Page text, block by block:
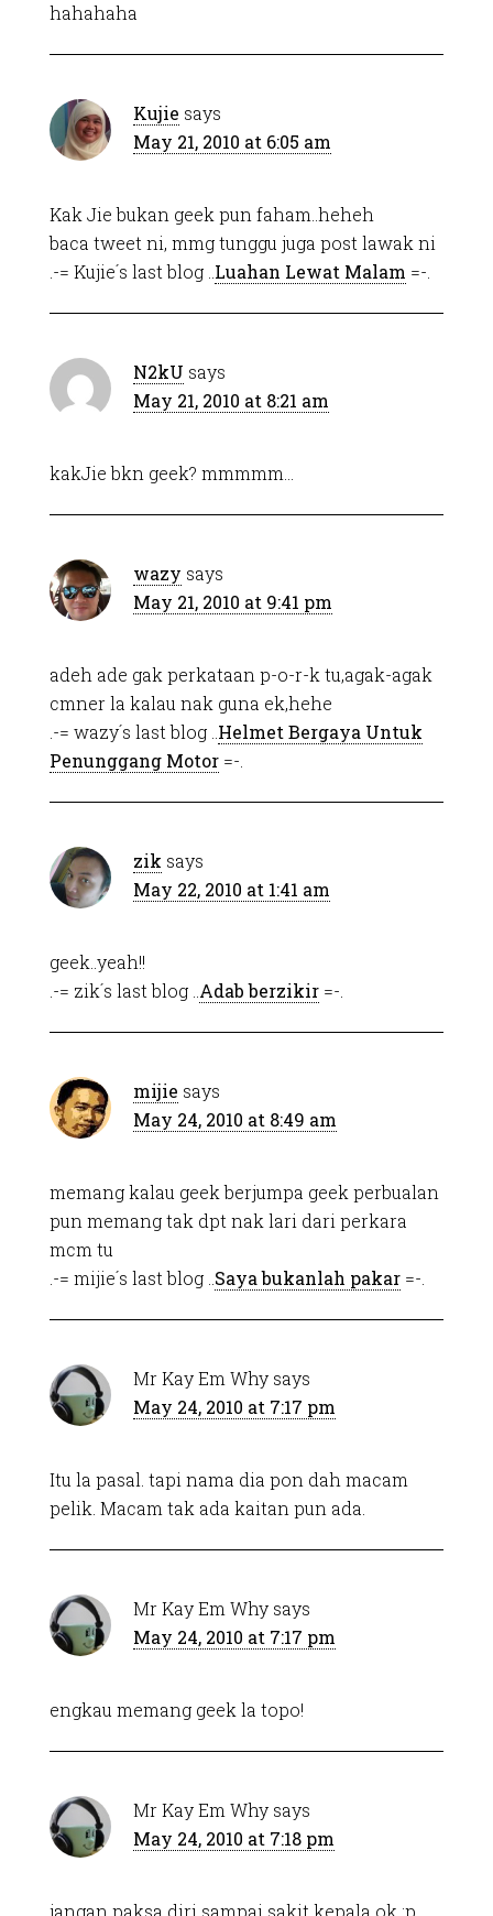
hahahaha
Kujie says
May 21, 2010 at 6:05 am
Kak Jie bukan geek pun faham..heheh
baca tweet ni, mmg tunggu juga post lawak ni
.-= Kujie´s last blog .. Luahan Lewat Malam =-.
N2kU says
May 21, 2010 at 8:21 am
kakJie bkn geek? mmmmm…
wazy says
May 21, 2010 at 9:41 pm
adeh ade gak perkataan p-o-r-k tu,agak-agak
cmner la kalau nak guna ek,hehe
.-= wazy´s last blog .. Helmet Bergaya Untuk
Penunggang Motor=-.
zik says
May 22, 2010 at 1:41 am
geek..yeah!!
.-= zik´s last blog .. Adab berzikir=-.
mijie says
May 24, 2010 at 8:49 am
memang kalau geek berjumpa geek perbualan
pun memang tak dpt nak lari dari perkara
mcm tu
.-= mijie´s last blog .. Saya bukanlah pakar=-.
Mr Kay Em Why says
May 24, 2010 at 7:17 pm
Itu la pasal. tapi nama dia pon dah macam
pelik. Macam tak ada kaitan pun ada.
Mr Kay Em Why says
May 24, 2010 at 7:17 pm
engkau memang geek la topo!
Mr Kay Em Why says
May 24, 2010 at 7:18 pm
jangan paksa diri sampai sakit kepala ok :p